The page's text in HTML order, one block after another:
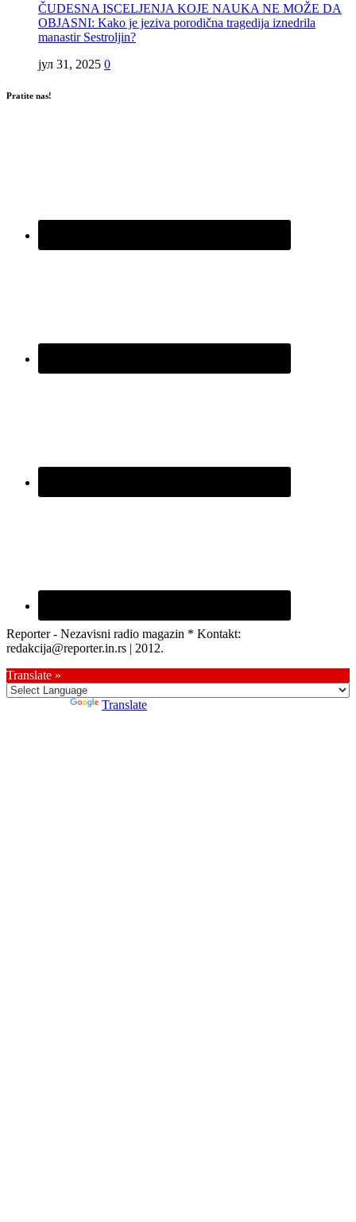
ČUDESNA ISCELJENJA KOJE NAUKA NE MOŽE DA
OBJASNI: Kako je jeziva porodična tragedija iznedrila
manastir Sestroljin?
јул 31, 2025 0
Pratite nas!
Reporter - Nezavisni radio magazin * Kontakt:
redakcija@reporter.in.rs | 2012.
Translate »
Translate